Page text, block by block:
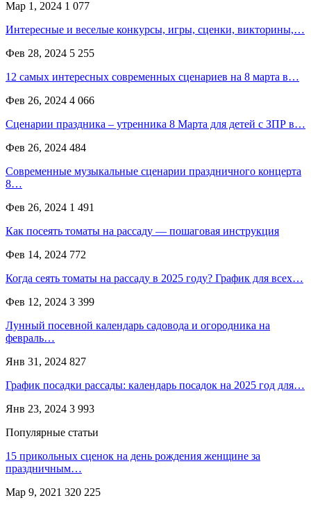
Мар 1, 2024 1 077
Интересные и веселые конкурсы, игры, сценки, викторины,…
Фев 28, 2024 5 255
12 самых интересных современных сценариев на 8 марта в…
Фев 26, 2024 4 066
Сценарии праздника – утренника 8 Марта для детей с ЗПР в…
Фев 26, 2024 484
Современные музыкальные сценарии праздничного концерта
8…
Фев 26, 2024 1 491
Как посеять томаты на рассаду — пошаговая инструкция
Фев 14, 2024 772
Когда сеять томаты на рассаду в 2025 году? График для всех…
Фев 12, 2024 3 399
Лунный посевной календарь садовода и огородника на
февраль…
Янв 31, 2024 827
График посадки рассады: календарь посадок на 2025 год для…
Янв 23, 2024 3 993
Популярные статьи
15 прикольных сценок на день рождения женщине за
праздничным…
Мар 9, 2021 320 225